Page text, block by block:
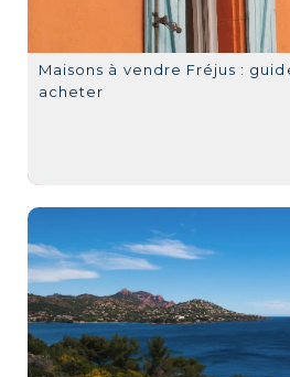
Maisons à vendre Fréjus :
acheter